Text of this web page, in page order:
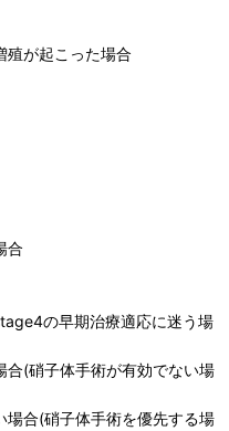
が起こった場合
合
の早期治療適応に迷う場
(硝子体手術が有効でない場
合(硝子体手術を優先する場